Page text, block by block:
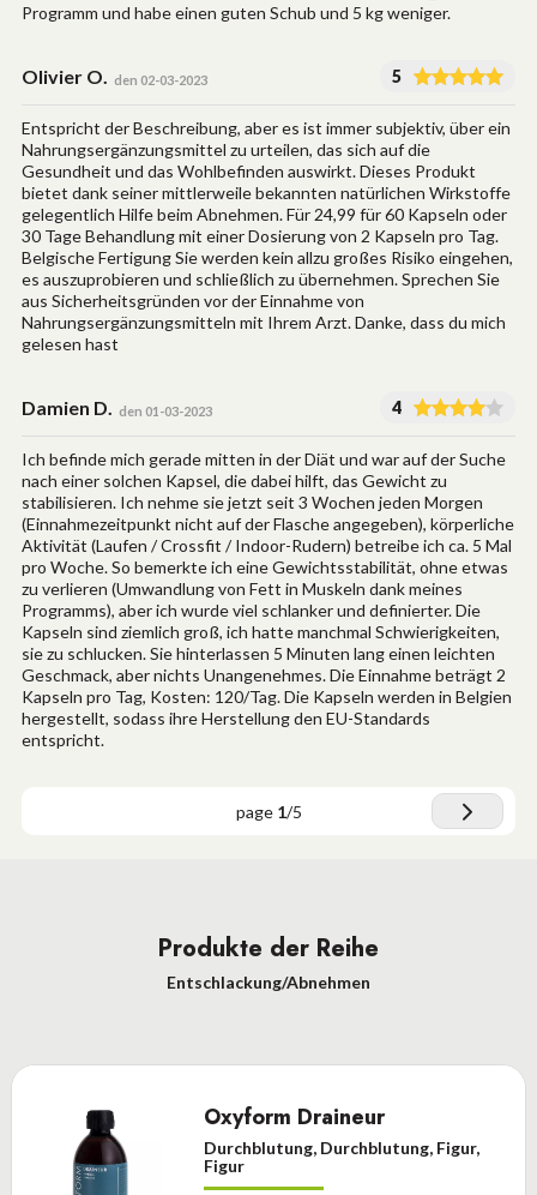
Programm und habe einen guten Schub und 5 kg weniger.
Olivier O. den 02-03-2023 5
Entspricht der Beschreibung, aber es ist immer subjektiv, über ein
Nahrungsergänzungsmittel zu urteilen, das sich auf die
Gesundheit und das Wohlbefinden auswirkt. Dieses Produkt
bietet dank seiner mittlerweile bekannten natürlichen Wirkstoffe
gelegentlich Hilfe beim Abnehmen. Für 24,99 für 60 Kapseln oder
30 Tage Behandlung mit einer Dosierung von 2 Kapseln pro Tag.
Belgische Fertigung Sie werden kein allzu großes Risiko eingehen,
es auszuprobieren und schließlich zu übernehmen. Sprechen Sie
aus Sicherheitsgründen vor der Einnahme von
Nahrungsergänzungsmitteln mit Ihrem Arzt. Danke, dass du mich
gelesen hast
Damien D. den 01-03-2023 4
Ich befinde mich gerade mitten in der Diät und war auf der Suche
nach einer solchen Kapsel, die dabei hilft, das Gewicht zu
stabilisieren. Ich nehme sie jetzt seit 3 Wochen jeden Morgen
(Einnahmezeitpunkt nicht auf der Flasche angegeben), körperliche
Aktivität (Laufen / Crossfit / Indoor-Rudern) betreibe ich ca. 5 Mal
pro Woche. So bemerkte ich eine Gewichtsstabilität, ohne etwas
zu verlieren (Umwandlung von Fett in Muskeln dank meines
Programms), aber ich wurde viel schlanker und definierter. Die
Kapseln sind ziemlich groß, ich hatte manchmal Schwierigkeiten,
sie zu schlucken. Sie hinterlassen 5 Minuten lang einen leichten
Geschmack, aber nichts Unangenehmes. Die Einnahme beträgt 2
Kapseln pro Tag, Kosten: 120/Tag. Die Kapseln werden in Belgien
hergestellt, sodass ihre Herstellung den EU-Standards
entspricht.
page 1/5
Produkte der Reihe
Entschlackung/Abnehmen
Oxyform Draineur
Durchblutung, Durchblutung, Figur,
Figur